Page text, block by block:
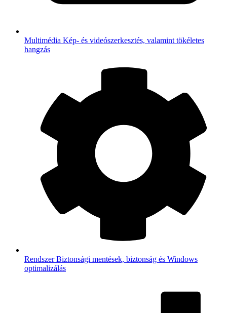
Multimédia Kép- és videószerkesztés, valamint tökéletes
hangzás
RendszerBiztonsági mentések, biztonság és Windows
optimalizálás